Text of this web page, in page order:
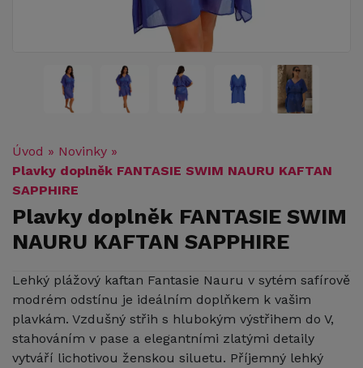
Úvod » Novinky »
Plavky doplněk FANTASIE SWIM NAURU KAFTAN
SAPPHIRE
Plavky doplněk FANTASIE SWIM
NAURU KAFTAN SAPPHIRE
Lehký plážový kaftan Fantasie Nauru v sytém safírově
modrém odstínu je ideálním doplňkem k vašim
plavkám. Vzdušný střih s hlubokým výstřihem do V,
stahováním v pase a elegantními zlatými detaily
vytváří lichotivou ženskou siluetu. Příjemný lehký